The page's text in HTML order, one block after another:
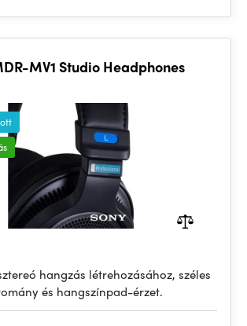
MV1 Studio Headphones
hangzás létrehozásához, széles
és hangszínpad-érzet.